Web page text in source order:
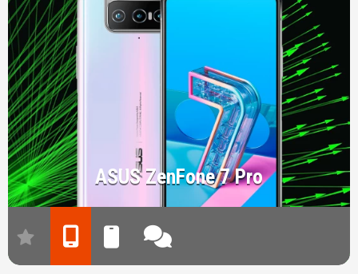
ASUS ZenFone 7 Pro